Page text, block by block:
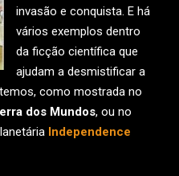
invasão e conquista. E há
vários exemplos dentro
da ficção científica que
ajudam a desmistificar a
como mostrada no
dos Mundos, ou no
Independence